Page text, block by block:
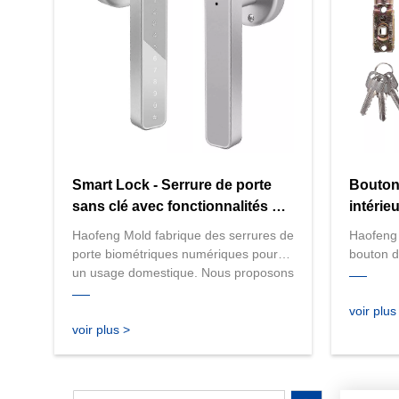
dès
Smart Lock - Serrure de porte
sans clé avec fonctionnalités de
poignée
Haofeng Mold fabrique des serrures de
porte biométriques numériques pour
un usage domestique. Nous proposons
une large gamme de serrures
à entrée sans clé, à empreinte digitale
voir plus >
bouton
pour un
serrures
voir plus